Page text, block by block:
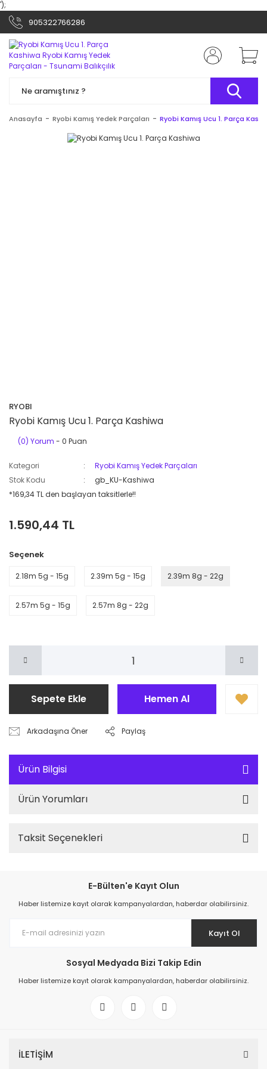
');
905322766286
Anasayfa Ryobi Kamış Yedek Parçaları Ryobi Kamış Ucu 1. Parça
RYOBI
Ryobi Kamış Ucu 1. Parça Kashiwa
(0) Yorum - 0 Puan
Kategori
Ryobi Kamış Yedek Parçaları
Stok Kodu
gb_KU-Kashiwa
*169,34 TL den başlayan taksitlerle!!
1.590,44 TL
Seçenek
2.18m 5g - 15g 2.39m 5g - 15g 2.39m 8g - 22g
2.57m 5g - 15g 2.57m 8g - 22g
Sepete Ekle Hemen Al
Arkadaşına Öner Paylaş
Ürün Bilgisi
Ürün Yorumları
Taksit Seçenekleri
E-Bülten'e Kayıt Olun
Haber listemize kayıt olarak kampanyalardan, haberdar olabilirsiniz.
Kayıt Ol
Sosyal Medyada Bizi Takip Edin
Haber listemize kayıt olarak kampanyalardan, haberdar olabilirsiniz.
İLETİŞİM